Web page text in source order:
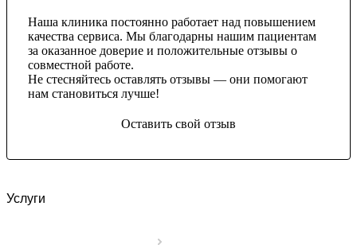
Наша клиника постоянно работает над повышением
качества сервиса. Мы благодарны нашим пациентам
за оказанное доверие и положительные отзывы о
совместной работе.
Не стесняйтесь оставлять отзывы — они помогают
нам становиться лучше!
Оставить свой отзыв
Услуги